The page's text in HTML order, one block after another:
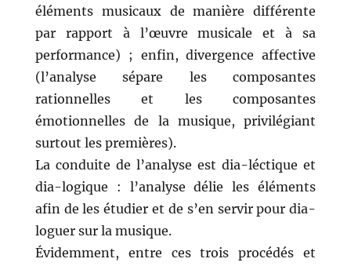
éléments musicaux de manière différente
par rapport à l’œuvre musicale et à sa
performance) ; enfin, divergence affective
(l’analyse sépare les composantes
rationnelles et les composantes
émotionnelles de la musique, privilégiant
surtout les premières).
La conduite de l’analyse est dia-léctique et
dia-logique : l’analyse délie les éléments
afin de les étudier et de s’en servir pour dia-
loguer sur la musique.
Évidemment, entre ces trois procédés et